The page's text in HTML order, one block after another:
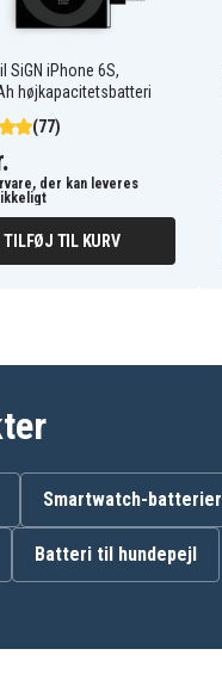
SiGN iPhone 6S,
højkapacitetsbatteri
(77)
der kan leveres
TILFØJ TIL KURV
Smartwatch-batterier
Batteri til hundepejl